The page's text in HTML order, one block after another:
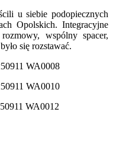
u siebie podopiecznych
Opolskich. Integracyjne
wspólny spacer,
się rozstawać.